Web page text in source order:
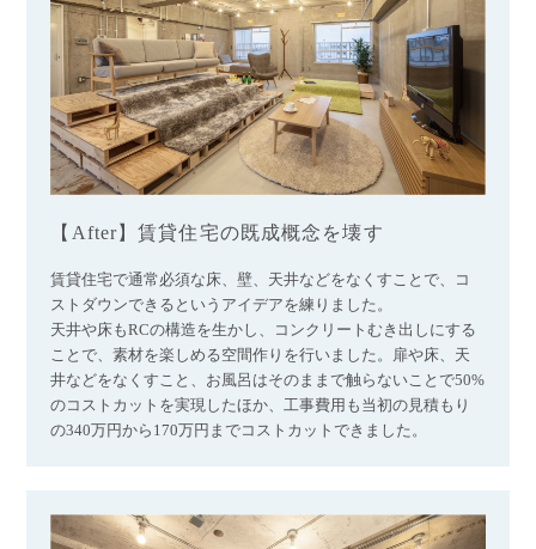
【After】賃貸住宅の既成概念を壊す
賃貸住宅で通常必須な床、壁、天井などをなくすことで、コ
ストダウンできるというアイデアを練りました。
天井や床もRCの構造を生かし、コンクリートむき出しにする
ことで、素材を楽しめる空間作りを行いました。扉や床、天
井などをなくすこと、お風呂はそのままで触らないことで50%
のコストカットを実現したほか、工事費用も当初の見積もり
の340万円から170万円までコストカットできました。